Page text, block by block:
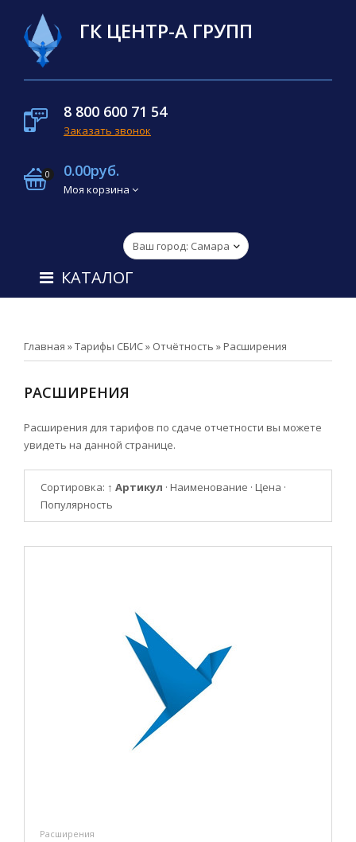
ГК ЦЕНТР-А ГРУПП
8 800 600 71 54
Заказать звонок
0 0.00руб.
Моя корзина
КАТАЛОГ
Главная »Тарифы СБИС» Отчётность » Расширения
РАСШИРЕНИЯ
Расширения для тарифов по сдаче отчетности вы можете
увидеть на данной странице.
Сортировка: ↑ Артикул · Наименование · Цена ·
Популярность
Расширения